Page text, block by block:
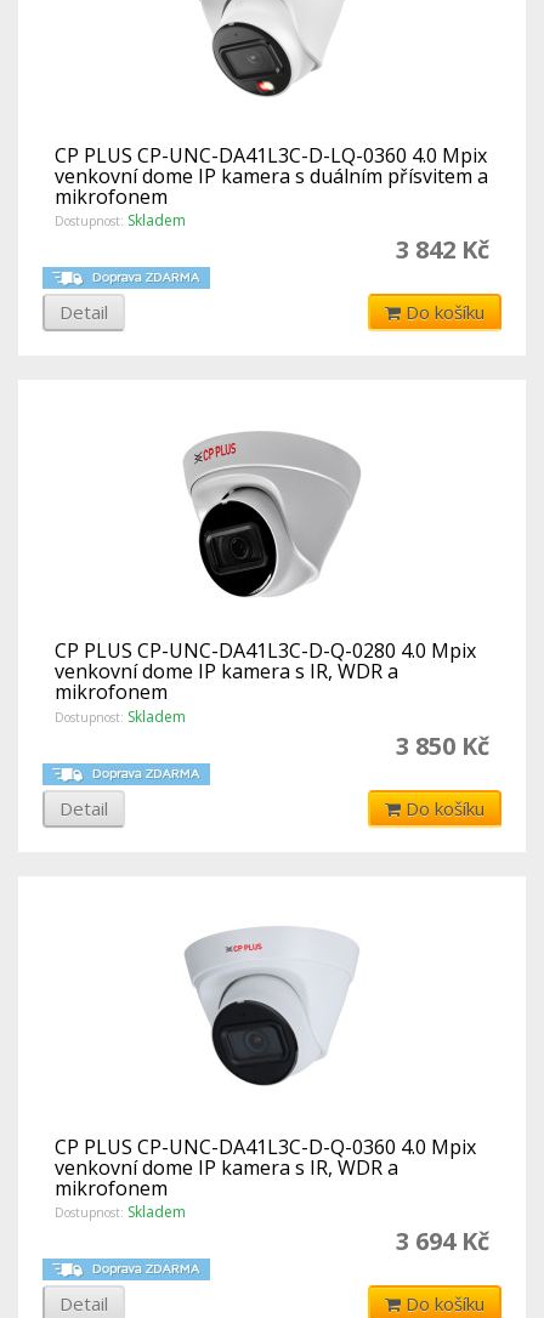
CP PLUS CP-UNC-DA41L3C-D-LQ-0360 4.0 Mpix
venkovní dome IP kamera s duálním přísvitem a
mikrofonem
Dostupnost: Skladem
3 842 Kč
Detail Do košíku
CP PLUS CP-UNC-DA41L3C-D-Q-0280 4.0 Mpix
venkovní dome IP kamera s IR, WDR a
mikrofonem
Dostupnost: Skladem
3 850 Kč
Detail Do košíku
CP PLUS CP-UNC-DA41L3C-D-Q-0360 4.0 Mpix
venkovní dome IP kamera s IR, WDR a
mikrofonem
Dostupnost: Skladem
3 694 Kč
Detail Do košíku